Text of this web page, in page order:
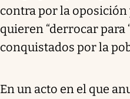
contra por la oposición
quieren “derrocar para
conquistados por la
En un acto en el que